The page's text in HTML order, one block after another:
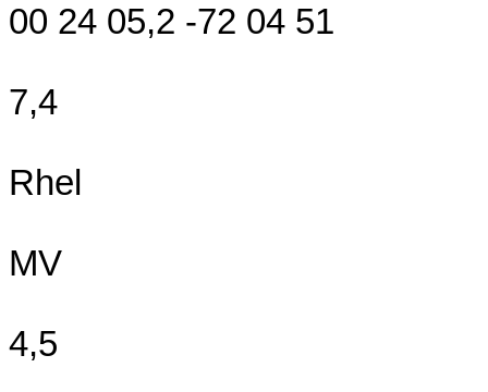
00 24 05,2 -72 04 51
7,4
Rhel
MV
4,5